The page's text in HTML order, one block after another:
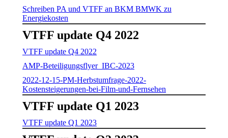
Schreiben PA und VTFF an BKM BMWK zu
Energiekosten
VTFF update Q4 2022
VTFF update Q4 2022
AMP-Beteiligungsflyer_IBC-2023
2022-12-15-PM-Herbstumfrage-2022-
Kostensteigerungen-bei-Film-und-Fernsehen
VTFF update Q1 2023
VTFF update Q1 2023